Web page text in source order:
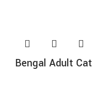
Bengal Adult Cat